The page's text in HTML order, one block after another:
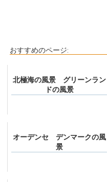
おすすめのページ:
北極海の風景 グリーンラン
ドの風景
オーデンセ デンマークの風
景